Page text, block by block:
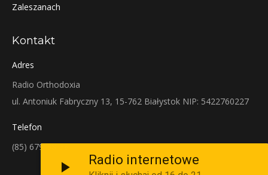
Zaleszanach
Kontakt
Adres
Radio Orthodoxia
ul. Antoniuk Fabryczny 13, 15-762 Białystok NIP: 5422760227
Telefon
(85) 679-38-38
Radio internetowe